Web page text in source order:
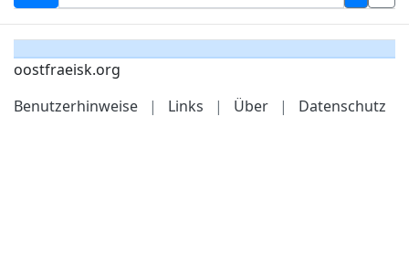
oostfraeisk.org
Benutzerhinweise
| Links | Über | Datenschutz